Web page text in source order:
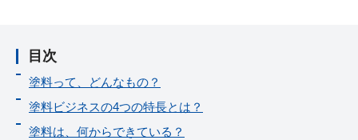
目次
塗料って、どんなもの？
塗料ビジネスの4つの特長とは？
塗料は、何からできている？